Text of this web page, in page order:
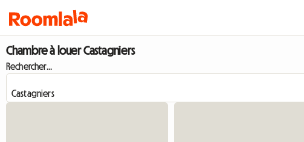
Chambre à louer Castagniers
Rechercher...